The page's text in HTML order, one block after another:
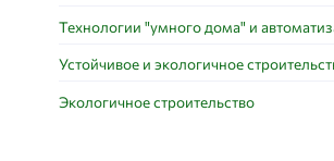
Технологии "умного дома" и
Устойчивое и экологичное
Экологичное строительство